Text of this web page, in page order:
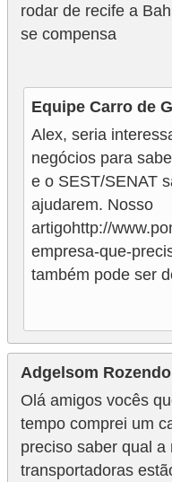
rodar de recife a
se compensa
Equipe Carro de
Alex, seria
negócios para
e o SEST/SENAT
ajudarem. Nosso
artigohttp://
empresa-que-
também pode ser
Adgelsom Rozendo
Olá amigos vocês
tempo comprei um
preciso saber qual
transportadoras